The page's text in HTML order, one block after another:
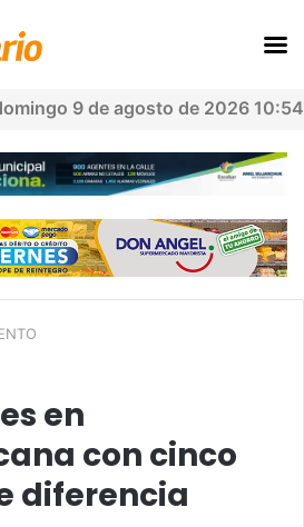
9 de agosto de 2026 10:54
en
con cinco
diferencia